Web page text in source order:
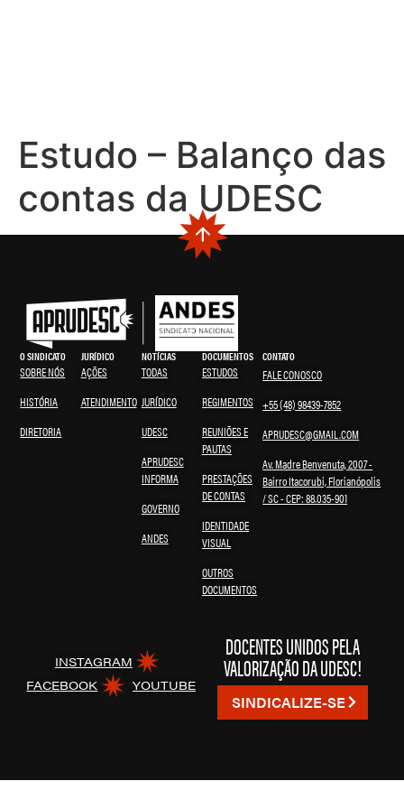
Estudo – Balanço das
contas da UDESC
O SINDICATO
SOBRE NÓS
HISTÓRIA
DIRETORIA
JURÍDICO
AÇÕES
ATENDIMENTO
NOTÍCIAS
TODAS
JURÍDICO
UDESC
APRUDESC
INFORMA
GOVERNO
ANDES
DOCUMENTOS
ESTUDOS
REGIMENTOS
REUNIÕES E
PAUTAS
PRESTAÇÕES
DE CONTAS
IDENTIDADE
VISUAL
OUTROS
DOCUMENTOS
CONTATO
FALE CONOSCO
+55 (48) 98439-7852
APRUDESC@GMAIL.COM
Av. Madre Benvenuta, 2007 -
Bairro Itacorubi, Florianópolis
/ SC - CEP: 88.035-901
DOCENTES UNIDOS PELA
VALORIZAÇÃO DA UDESC!
SINDICALIZE-SE
INSTAGRAM
FACEBOOK
YOUTUBE